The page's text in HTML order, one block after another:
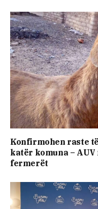
Konfirmohen raste
katër komuna –
fermerët